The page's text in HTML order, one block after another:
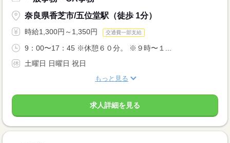
奈良県香芝市/五位堂駅（徒歩 1分）
時給1,300円～1,350円 交通費一部支給
9：00〜17：45 ※休憩６０分。 ※９時〜１...
土曜日 日曜日 祝日
もっと見る
求人詳細を見る